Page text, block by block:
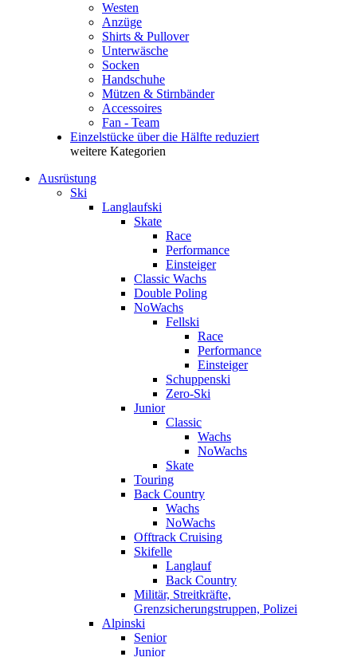
Westen
Anzüge
Shirts & Pullover
Unterwäsche
Socken
Handschuhe
Mützen & Stirnbänder
Accessoires
Fan - Team
Einzelstücke über die Hälfte reduziert
weitere Kategorien
Ausrüstung
Ski
Langlaufski
Skate
Race
Performance
Einsteiger
Classic Wachs
Double Poling
NoWachs
Fellski
Race
Performance
Einsteiger
Schuppenski
Zero-Ski
Junior
Classic
Wachs
NoWachs
Skate
Touring
Back Country
Wachs
NoWachs
Offtrack Cruising
Skifelle
Langlauf
Back Country
Militär, Streitkräfte,
Grenzsicherungstruppen, Polizei
Alpinski
Senior
Junior